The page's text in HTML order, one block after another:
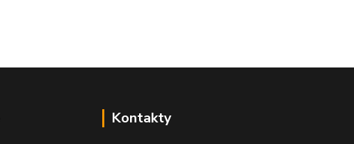
Kontakty